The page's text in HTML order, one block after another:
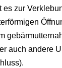
es zur
auch andere